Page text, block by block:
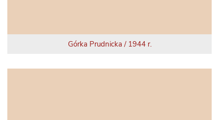
Górka Prudnicka / 1944 r.